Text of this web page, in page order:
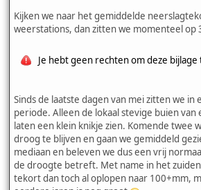
Kijken we naar het gemiddelde
weerstations, dan zitten we momenteel op
Je hebt geen rechten om deze bijlage
Sinds de laatste dagen van mei zitten we in
periode. Alleen de lokaal stevige buien
laten een klein knikje zien. Komende twee
droog te blijven en gaan we gemiddeld
mediaan en beleven we dus een vrij
de droogte betreft. Met name in het
tekort dan toch al oplopen naar 100+mm,